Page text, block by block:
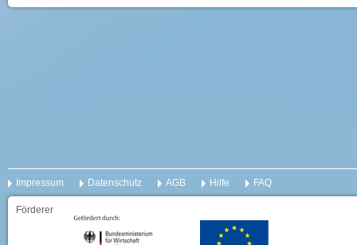
Impressum Datenschutz AGB Hilfe FAQ
Förderer